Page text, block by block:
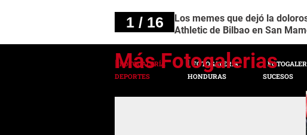
1 / 16
Los memes que dejó la
Athletic de Bilbao en San
FOTOGALERÍA
DEPORTES
FOTOGALERÍA
HONDURAS
SUCESOS